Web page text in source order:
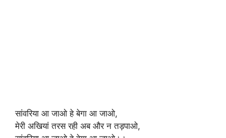
सांवरिया आ जाओ हे बेगा आ जाओ,
मेरी अखियां तरस रही अब और न तड़पाओ,